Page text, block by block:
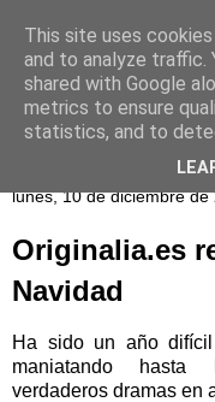
lunes, 10 de diciembre de
Originalia.es
Navidad
Ha sido un año
maniatando hasta
verdaderos dramas en
This site uses
and to analyze traffic.
shared with Google
metrics to ensure
statistics, and to